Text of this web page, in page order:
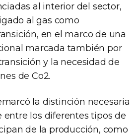
al interior del sector,
al gas como
en el marco de una
marcada también por
y la necesidad de
de Co2.
la distinción necesaria
entre los diferentes tipos de
de la producción, como